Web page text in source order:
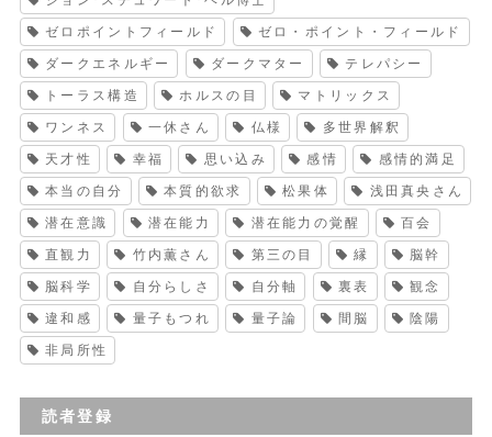
ゼロポイントフィールド ゼロ・ポイント・フィールド
ダークエネルギー ダークマター テレパシー
トーラス構造 ホルスの目 マトリックス
ワンネス 一休さん 仏様 多世界解釈
天才性 幸福 思い込み 感情 感情的満足
本当の自分 本質的欲求 松果体 浅田真央さん
潜在意識 潜在能力 潜在能力の覚醒 百会
直観力 竹内薫さん 第三の目 縁 脳幹
脳科学 自分らしさ 自分軸 裏表 観念
違和感 量子もつれ 量子論 間脳 陰陽
非局所性
読者登録